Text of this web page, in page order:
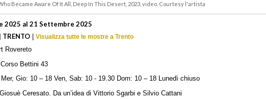
Became Aware Of It All, Deep In This Desert, 2023, video. Courtesy l'artista
2025 al 21 Settembre 2025
TRENTO | Visualizza tutte le mostre a Trento
Rovereto
Corso Bettini 43
Mer, Gio: 10 – 18 Ven, Sab: 10 - 19.30 Dom: 10 – 18 Lunedì chiuso
Giosuè Ceresato. Da un’idea di Vittorio Sgarbi e Silvio Cattani